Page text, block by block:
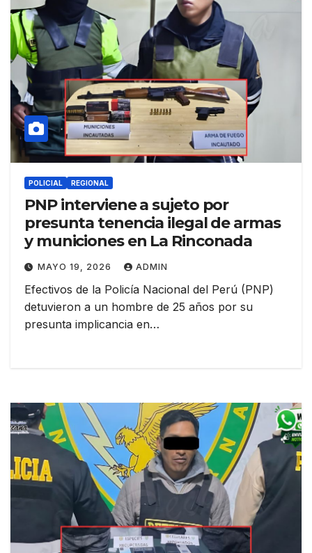
POLICIAL REGIONAL
PNP interviene a sujeto por
presunta tenencia ilegal de armas
y municiones en La Rinconada
MAYO 19, 2026 ADMIN
Efectivos de la Policía Nacional del Perú (PNP)
detuvieron a un hombre de 25 años por su
presunta implicancia en…